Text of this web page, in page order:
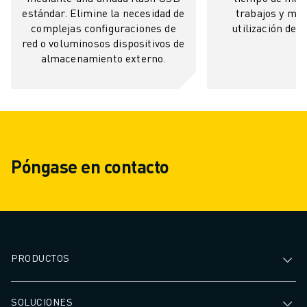
MANIPULACIÓN DE MATERIALES
PINTURA
PALETIZADO
SOLDADURA POR PUNTOS
FANUC PLANS
HERRAMIENTAS DE SERVICIO DIGITAL
estándar. Elimine la necesidad de
complejas configuraciones de
red o voluminosos dispositivos de
almacenamiento externo.
trabajos y
utilización de
Póngase en contacto
PRODUCTOS
SOLUCIONES